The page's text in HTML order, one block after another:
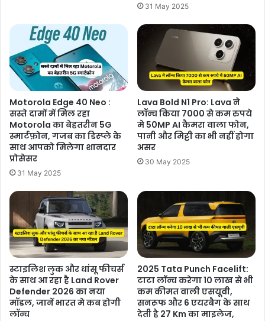
31 May 2025
Motorola Edge 40 Neo :
सस्ते दामों में मिल रहा
Motorola का बेहतरीन 5G
स्मार्टफ़ोन, गजब का डिस्प्ले के
साथ आपको मिलेगा शानदार
प्रोसेसर
31 May 2025
Lava Bold N1 Pro: Lava ने
लॉन्च किया 7000 से कम रुपये
मे 50MP AI कैमरा वाला फोन,
पानी और मिट्टी का भी नहीं होगा
असर
30 May 2025
स्टाइलिश लुक और धांसू फीचर्स
के साथ आ रहा है Land Rover
Defender 2026 का नया
मॉडल, जानें भारत मे कब होगी
लॉन्च
2025 Tata Punch Facelift:
टाटा लॉन्च करेगा 10 लाख से भी
कम कीमत वाली एसयूवी,
सनरूफ और 6 एयरबैग के साथ
देती है 27 Km का माइलेज,